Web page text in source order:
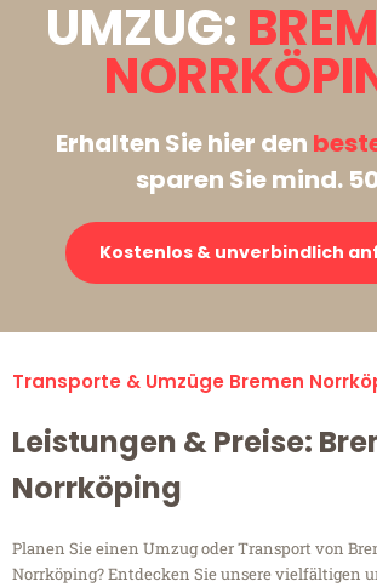
UMZUG:
Erhalten Sie hier den
sparen Sie mind.
Kostenlos & unverbindlich
Transporte & Umzüge Bremen
Leistungen & Preise:
Norrköping
Planen Sie einen Umzug oder Transport von
Norrköping? Entdecken Sie unsere vielfältigen